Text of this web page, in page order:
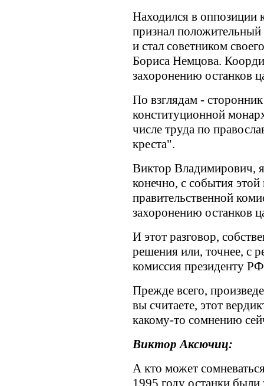
Находился в оппозиции
признал
и стал советником
Бориса Немцова.
захоронению останков
По взглядам -
конституционной
числе труда по
креста".
Виктор Владимирович, я
конечно, с события этой
правительственной
захоронению останков
И этот разговор,
решения или, точнее, с
комиссия президенту
Прежде всего,
вы считаете, этот
какому-то сомнению
Виктор Аксючиц:
А кто может
1995 году останки